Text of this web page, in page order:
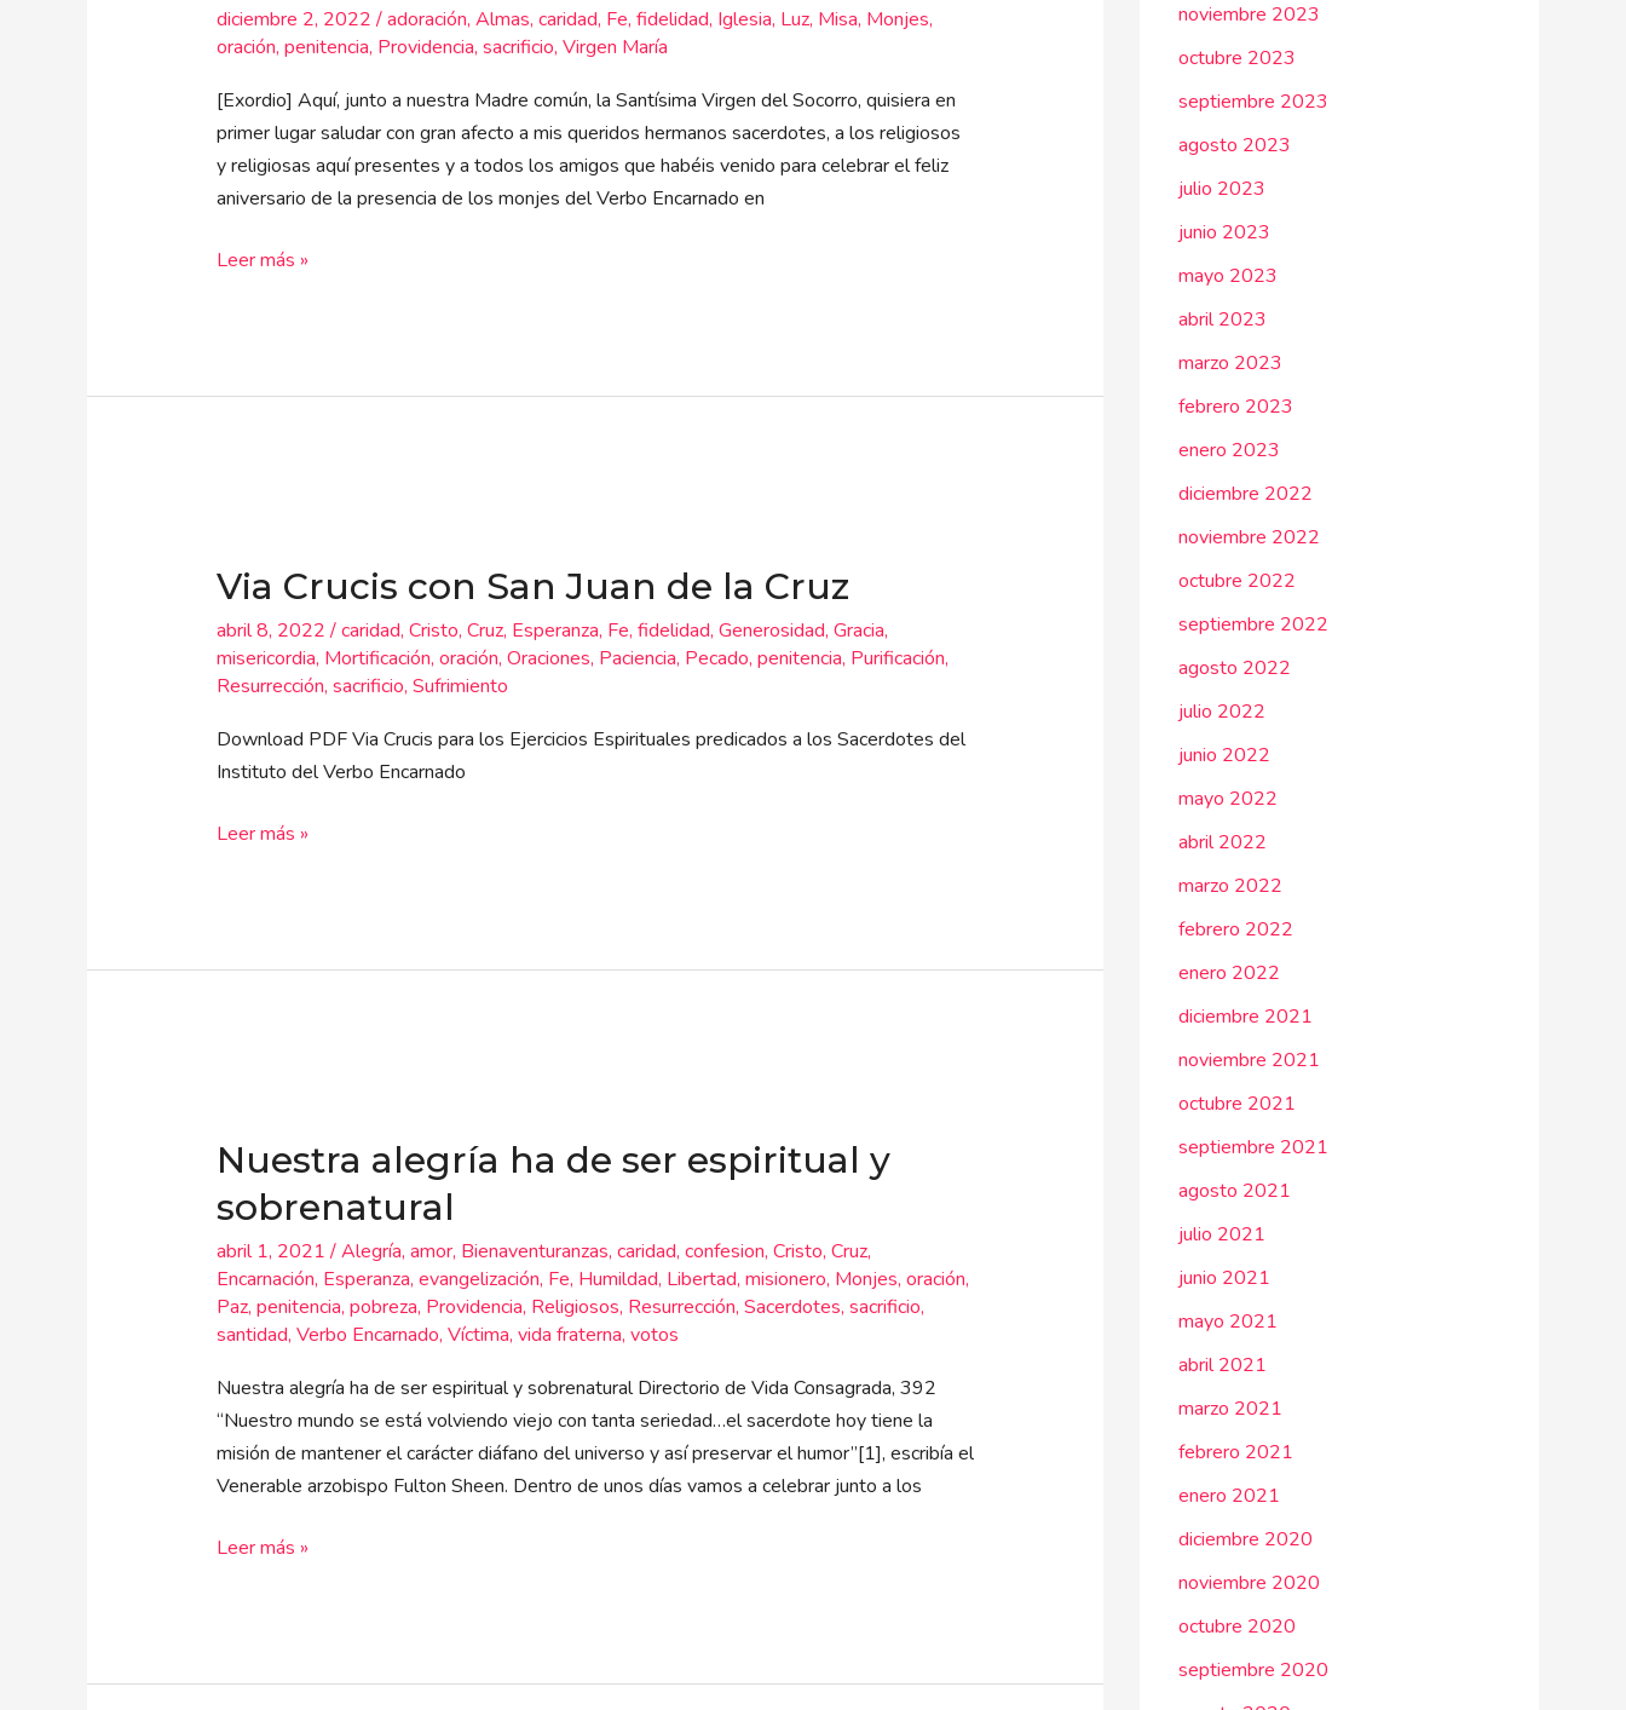
diciembre 2, 2022/adoración, Almas, caridad, Fe, fidelidad, Iglesia, Luz, Misa, Monjes,
oración, penitencia, Providencia, sacrificio, Virgen María
[Exordio] Aquí, junto a nuestra Madre común, la Santísima Virgen del Socorro, quisiera en
primer lugar saludar con gran afecto a mis queridos hermanos sacerdotes, a los religiosos
y religiosas aquí presentes y a todos los amigos que habéis venido para celebrar el feliz
aniversario de la presencia de los monjes del Verbo Encarnado en
cuerpo
la
Iglesia
Leer más »
Via Crucis con San Juan de la Cruz
abril 8, 2022/caridad, Cristo, Cruz, Esperanza, Fe, fidelidad, Generosidad, Gracia,
misericordia, Mortificación, oración, Oraciones, Paciencia, Pecado, penitencia, Purificación,
Resurrección, sacrificio, Sufrimiento
Download PDF Via Crucis para los Ejercicios Espirituales predicados a los Sacerdotes del
Instituto del Verbo Encarnado
con
Juan
de
Cruz
Leer más »
Nuestra alegría ha de ser espiritual y
sobrenatural
abril 1, 2021/Alegría, amor, Bienaventuranzas, caridad, confesion, Cristo, Cruz,
Encarnación, Esperanza, evangelización, Fe, Humildad, Libertad, misionero, Monjes, oración,
Paz, penitencia, pobreza, Providencia, Religiosos, Resurrección, Sacerdotes, sacrificio,
santidad, Verbo Encarnado, Víctima, vida fraterna, votos
Nuestra alegría ha de ser espiritual y sobrenatural Directorio de Vida Consagrada, 392
“Nuestro mundo se está volviendo viejo con tanta seriedad…el sacerdote hoy tiene la
misión de mantener el carácter diáfano del universo y así preservar el humor”[1], escribía el
Venerable arzobispo Fulton Sheen. Dentro de unos días vamos a celebrar junto a los
ha
ser
espiritual
y
sobrenatural
Leer más »
noviembre 2023
octubre 2023
septiembre 2023
agosto 2023
julio 2023
junio 2023
mayo 2023
abril 2023
marzo 2023
febrero 2023
enero 2023
diciembre 2022
noviembre 2022
octubre 2022
septiembre 2022
agosto 2022
julio 2022
junio 2022
mayo 2022
abril 2022
marzo 2022
febrero 2022
enero 2022
diciembre 2021
noviembre 2021
octubre 2021
septiembre 2021
agosto 2021
julio 2021
junio 2021
mayo 2021
abril 2021
marzo 2021
febrero 2021
enero 2021
diciembre 2020
noviembre 2020
octubre 2020
septiembre 2020